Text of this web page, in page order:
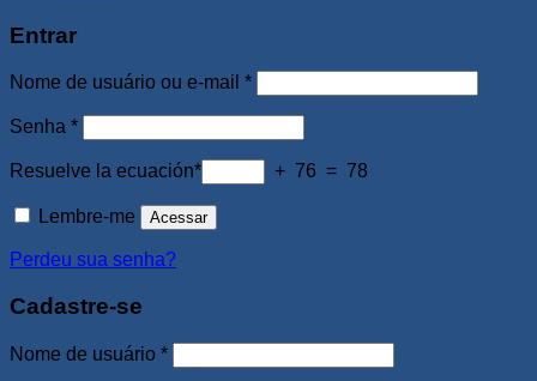
Entrar
Nome de usuário ou e-mail *Obrigatório
Senha *Obrigatório
Resuelve la ecuación* + 76 = 78
Lembre-me Acessar
Perdeu sua senha?
Cadastre-se
Nome de usuário *Obrigatório